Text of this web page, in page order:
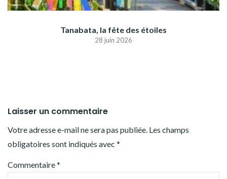
Tanabata, la fête des étoiles
28 juin 2026
Laisser un commentaire
Votre adresse e-mail ne sera pas publiée. Les champs
obligatoires sont indiqués avec *
Commentaire*